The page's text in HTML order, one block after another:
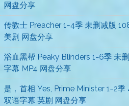
网盘分享
传教士 Preacher 1-4季 未删减版
美剧 网盘分享
浴血黑帮 Peaky Blinders 1-6季 未
字幕 MP4 网盘分享
是，首相 Yes, Prime Minister 1-2
双语字幕 英剧 网盘分享